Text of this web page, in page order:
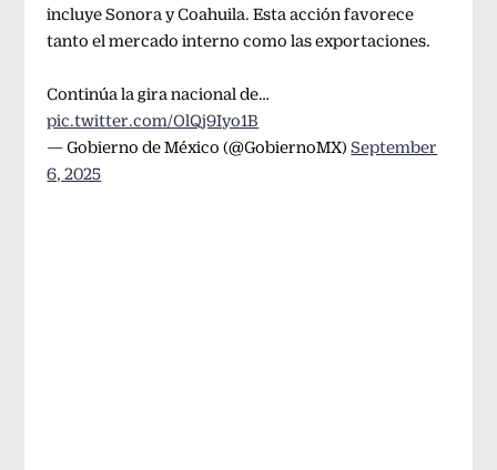
incluye Sonora y Coahuila. Esta acción favorece
tanto el mercado interno como las exportaciones.
Continúa la gira nacional de…
pic.twitter.com/OlQj9Iyo1B
— Gobierno de México (@GobiernoMX)September
6, 2025